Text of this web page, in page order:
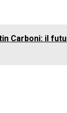
Carboni: il